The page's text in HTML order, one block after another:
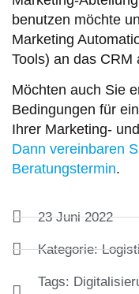
benutzen möchte
Marketing
Tools) an das CRM
Möchten auch Sie
Bedingungen für
Ihrer Marketing-
Dann vereinbaren
Beratungstermin.
23 Juni 2022
Kategorie:
Tags: